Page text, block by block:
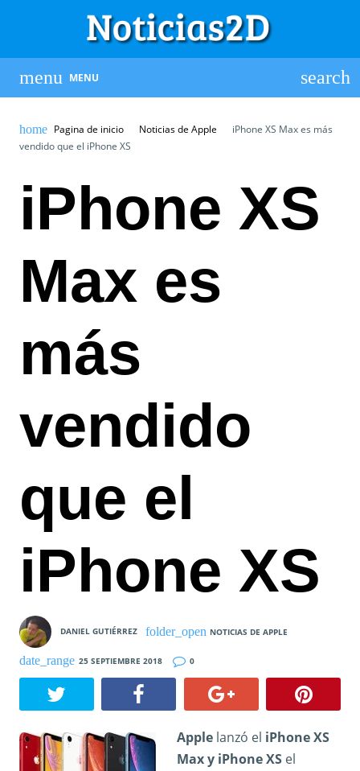
MENU
Pagina de inicio Noticias de Apple
iPhone XS Max es más
vendido que el iPhone XS
iPhone XS
Max es
más
vendido
que el
iPhone XS
DANIEL GUTIÉRREZ NOTICIAS DE APPLE
25 SEPTIEMBRE 2018 0
Applelanzó el iPhone XS
Max y iPhone XSel